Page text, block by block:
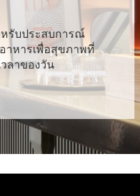
หรับประสบการณ์
าหารเพื่อสุขภาพที่
ลาของวัน